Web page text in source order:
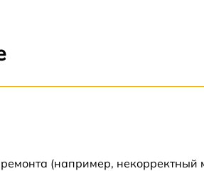
(например, некорректный